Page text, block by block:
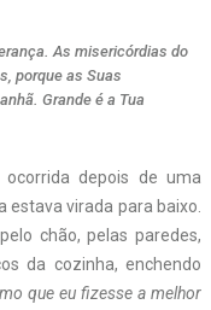
As misericórdias do
porque as Suas
Grande é a Tua
depois de uma
virada para baixo.
chão, pelas paredes,
da cozinha, enchendo
que eu fizesse a melhor